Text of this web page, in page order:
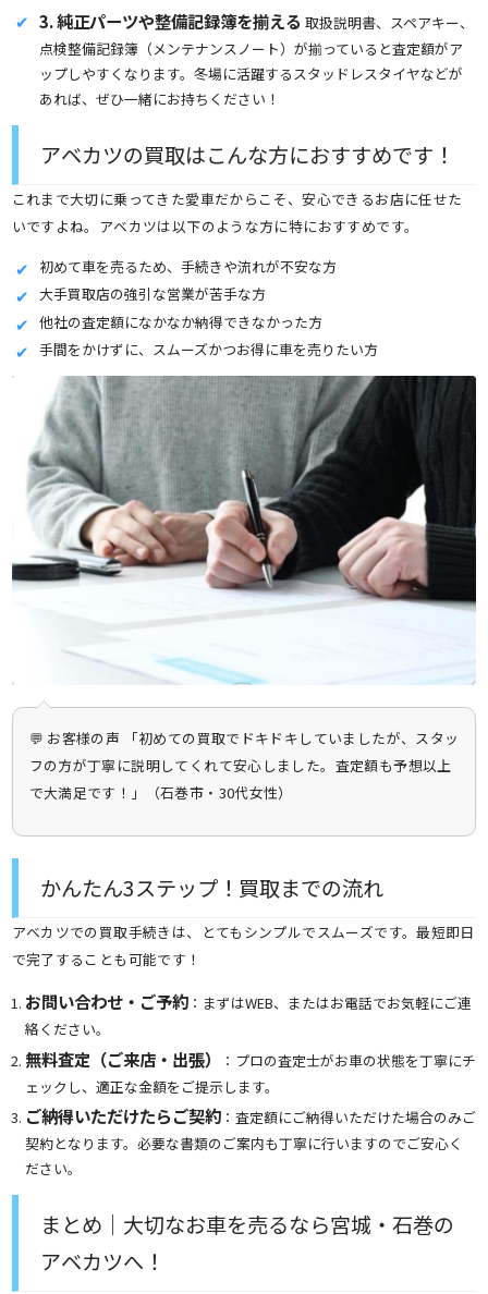
3. 純正パーツや整備記録簿を揃える 取扱説明書、スペアキー、
点検整備記録簿（メンテナンスノート）が揃っていると査定額がア
ップしやすくなります。冬場に活躍するスタッドレスタイヤなどが
あれば、ぜひ一緒にお持ちください！
アベカツの買取はこんな方におすすめです！
これまで大切に乗ってきた愛車だからこそ、安心できるお店に任せた
いですよね。アベカツは以下のような方に特におすすめです。
初めて車を売るため、手続きや流れが不安な方
大手買取店の強引な営業が苦手な方
他社の査定額になかなか納得できなかった方
手間をかけずに、スムーズかつお得に車を売りたい方
💬 お客様の声 「初めての買取でドキドキしていましたが、スタッ
フの方が丁寧に説明してくれて安心しました。査定額も予想以上
で大満足です！」（石巻市・30代女性）
かんたん3ステップ！買取までの流れ
アベカツでの買取手続きは、とてもシンプルでスムーズです。最短即日
で完了することも可能です！
お問い合わせ・ご予約 ：まずはWEB、またはお電話でお気軽にご連
絡ください。
無料査定（ご来店・出張）
：プロの査定士がお車の状態を丁寧にチ
ェックし、適正な金額をご提示します。
ご納得いただけたらご契約 ：査定額にご納得いただけた場合のみご
契約となります。必要な書類のご案内も丁寧に行いますのでご安心く
ださい。
まとめ｜大切なお車を売るなら宮城・石巻の
アベカツへ！